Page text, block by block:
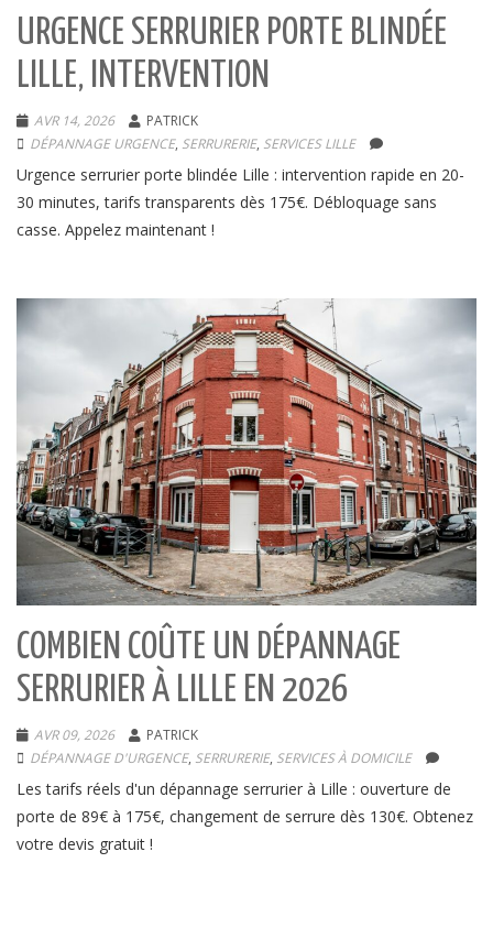
URGENCE SERRURIER PORTE BLINDÉE
LILLE, INTERVENTION
AVR 14, 2026
PATRICK
DÉPANNAGE URGENCE, SERRURERIE, SERVICES LILLE
Urgence serrurier porte blindée Lille : intervention rapide en 20-
30 minutes, tarifs transparents dès 175€. Débloquage sans
casse. Appelez maintenant !
COMBIEN COÛTE UN DÉPANNAGE
SERRURIER À LILLE EN 2026
AVR 09, 2026
PATRICK
DÉPANNAGE D'URGENCE, SERRURERIE, SERVICES À DOMICILE
Les tarifs réels d'un dépannage serrurier à Lille : ouverture de
porte de 89€ à 175€, changement de serrure dès 130€. Obtenez
votre devis gratuit !